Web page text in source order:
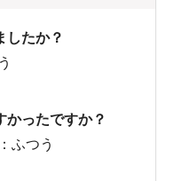
したか？
かったですか？
ふつう